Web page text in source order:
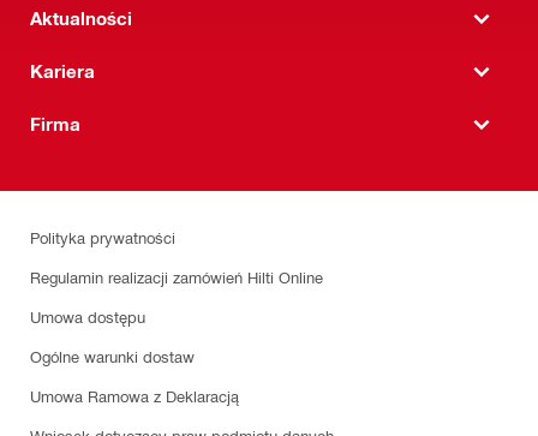
Aktualności
Kariera
Firma
Polityka prywatności
Regulamin realizacji zamówień Hilti Online
Umowa dostępu
Ogólne warunki dostaw
Umowa Ramowa z Deklaracją